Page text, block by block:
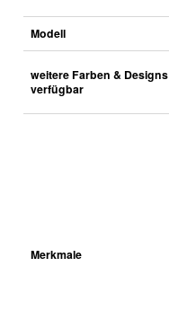
Modell
weitere Farben & Designs
verfügbar
Merkmale